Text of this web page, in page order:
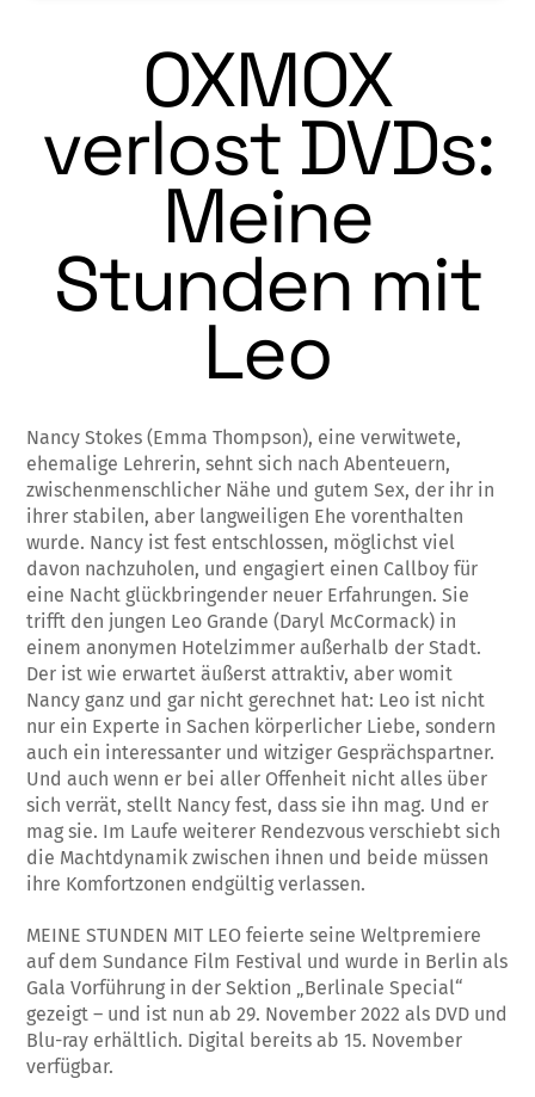
OXMOX
verlost DVDs:
Meine
Stunden mit
Leo
Nancy Stokes (Emma Thompson), eine verwitwete,
ehemalige Lehrerin, sehnt sich nach Abenteuern,
zwischenmenschlicher Nähe und gutem Sex, der ihr in
ihrer stabilen, aber langweiligen Ehe vorenthalten
wurde. Nancy ist fest entschlossen, möglichst viel
davon nachzuholen, und engagiert einen Callboy für
eine Nacht glückbringender neuer Erfahrungen. Sie
trifft den jungen Leo Grande (Daryl McCormack) in
einem anonymen Hotelzimmer außerhalb der Stadt.
Der ist wie erwartet äußerst attraktiv, aber womit
Nancy ganz und gar nicht gerechnet hat: Leo ist nicht
nur ein Experte in Sachen körperlicher Liebe, sondern
auch ein interessanter und witziger Gesprächspartner.
Und auch wenn er bei aller Offenheit nicht alles über
sich verrät, stellt Nancy fest, dass sie ihn mag. Und er
mag sie. Im Laufe weiterer Rendezvous verschiebt sich
die Machtdynamik zwischen ihnen und beide müssen
ihre Komfortzonen endgültig verlassen.
MEINE STUNDEN MIT LEO feierte seine Weltpremiere
auf dem Sundance Film Festival und wurde in Berlin als
Gala Vorführung in der Sektion „Berlinale Special“
gezeigt – und ist nun ab 29. November 2022 als DVD und
Blu-ray erhältlich. Digital bereits ab 15. November
verfügbar.